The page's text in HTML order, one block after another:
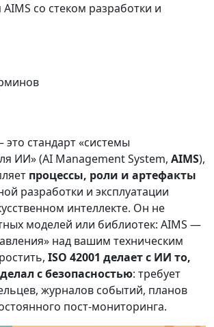
со стеком разработки и
это стандарт «системы
ИИ» (AI Management System, AIMS),
процессы, роли и артефакты
разработки и эксплуатации
интеллекте. Он не
моделей или библиотек: AIMS —
над вашим техническим
ISO 42001 делает с ИИ то,
с безопасностью: требует
журналов событий, планов
пост-мониторинга.